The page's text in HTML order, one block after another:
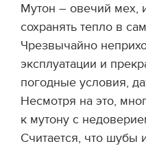
Мутон – овечий мех,
сохранять тепло в
Чрезвычайно
эксплуатации и
погодные условия,
Несмотря на это,
к мутону с
Считается, что шубы